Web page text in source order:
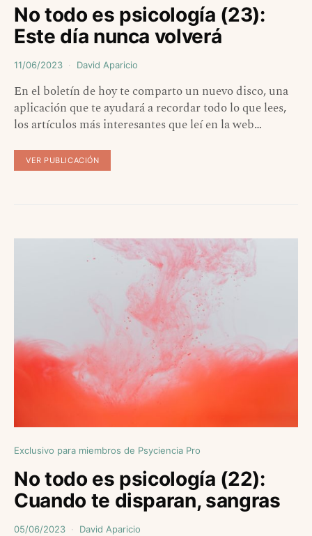
No todo es psicología (23):
Este día nunca volverá
11/06/2023 David Aparicio
En el boletín de hoy te comparto un nuevo disco, una
aplicación que te ayudará a recordar todo lo que lees,
los artículos más interesantes que leí en la web…
VER PUBLICACIÓN
Exclusivo para miembros de Psyciencia Pro
No todo es psicología (22):
Cuando te disparan, sangras
05/06/2023 David Aparicio